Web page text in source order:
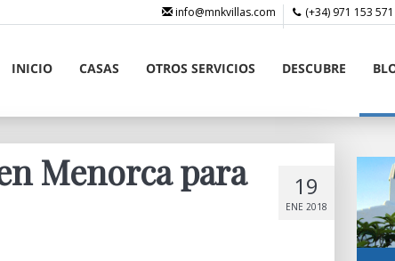
(+34) 971 153 571
info@mnkvillas.com
INICIO CASAS OTROS SERVICIOS DESCUBRE
19
ENE 2018
Menorca para